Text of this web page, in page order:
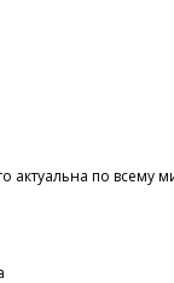
актуальна по